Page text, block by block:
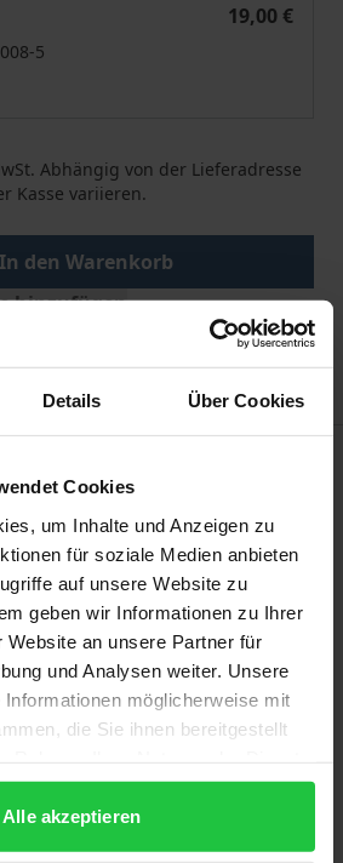
Details Über Cookies
Cookies
um Inhalte und Anzeigen zu
für soziale Medien anbieten
auf unsere Website zu
geben wir Informationen zu Ihrer
Website an unsere Partner für
und Analysen weiter. Unsere
möglicherweise mit
die Sie ihnen bereitgestellt
Alle akzeptieren
19,00 €
5
Abhängig von der Lieferadresse
Kasse variieren.
In den Warenkorb
hinzufügen
werden als „Brücken“ auf
der Zukunft
bestimmen
Emotionen die
für oder gegen eine
vergleicht in dieser Studie
die Vor- und Nachteile beider
Versorgungsrisiko besteht,